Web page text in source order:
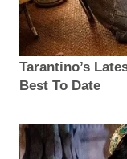
Tarantino’s
Best To Date